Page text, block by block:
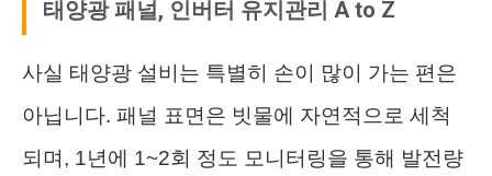
태양광 패널, 인버터 유지관리 A to Z
사실 태양광 설비는 특별히 손이 많이 가는 편은
아닙니다. 패널 표면은 빗물에 자연적으로 세척
되며, 1년에 1~2회 정도 모니터링을 통해 발전량